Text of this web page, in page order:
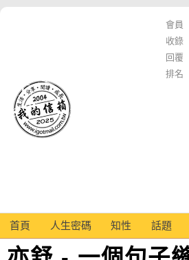
會員
收錄
回覆
排名
首頁 人生密碼 知性 話題